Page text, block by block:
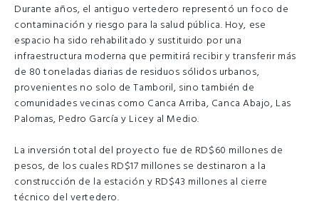
Durante años, el antiguo vertedero representó un foco de
contaminación y riesgo para la salud pública. Hoy, ese
espacio ha sido rehabilitado y sustituido por una
infraestructura moderna que permitirá recibir y transferir más
de 80 toneladas diarias de residuos sólidos urbanos,
provenientes no solo de Tamboril, sino también de
comunidades vecinas como Canca Arriba, Canca Abajo, Las
Palomas, Pedro García y Licey al Medio.
La inversión total del proyecto fue de RD$60 millones de
pesos, de los cuales RD$17 millones se destinaron a la
construcción de la estación y RD$43 millones al cierre
técnico del vertedero.